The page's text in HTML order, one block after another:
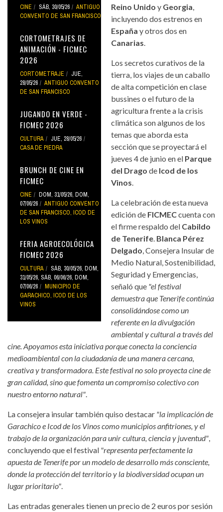
CINE SÁB, 30/05/26
ANTIGUO
CONVENTO DE SAN FRANCISCO
CORTOMETRAJES DE
ANIMACIÓN - FICMEC
2026
CORTOMETRAJE
JUE,
28/05/26
ANTIGUO CONVENTO
DE SAN FRANCISCO
JUGANDO EN VERDE -
FICMEC 2026
CULTURA
JUE, 28/05/26
CASA DE PIEDRA
BRUNCH DE CINE EN
FICMEC
CINE DOM, 31/05/26, DOM,
07/06/26
ANTIGUO CONVENTO
DE SAN FRANCISCO, ICOD DE
LOS VINOS
FERIA AGROECOLÓGICA
FICMEC 2026
CULTURA SÁB, 30/05/26, DOM,
31/05/26, SÁB, 06/06/26, DOM,
07/06/26
MUNICIPIO DE
GARACHICO, ICOD DE LOS
VINOS
Reino Unido y Georgia,
incluyendo dos estrenos en
España y otros dos en
Canarias.
Los secretos curativos de la
tierra, los viajes de un caballo
de alta competición en clase
bussines o el futuro de la
agricultura frente a la crisis
climática son algunos de los
temas que aborda esta
sección que se proyectará el
jueves 4 de junio en el Parque
del Drago de Icod de los
Vinos.
La celebración de esta nueva
edición de FICMECcuenta con
el firme respaldo del Cabildo
de Tenerife. Blanca Pérez
Delgado, Consejera Insular de
Medio Natural, Sostenibilidad,
Seguridad y Emergencias,
señaló que "el festival
demuestra que Tenerife continúa
consolidándose como un
referente en la divulgación
ambiental y cultural a través del
cine. Apoyamos esta iniciativa porque conecta la conciencia
medioambiental con la ciudadanía de una manera cercana,
creativa y transformadora. Este festival no solo proyecta cine de
gran calidad, sino que fomenta un compromiso colectivo con
nuestro entorno natural".
La consejera insular también quiso destacar "la implicación de
Garachico e Icod de los Vinos como municipios anfitriones, y el
trabajo de la organización para unir cultura, ciencia y juventud",
concluyendo que el festival "representa perfectamente la
apuesta de Tenerife por un modelo de desarrollo más consciente,
donde la protección del territorio y la biodiversidad ocupan un
lugar prioritario".
Las entradas generales tienen un precio de 2 euros por sesión